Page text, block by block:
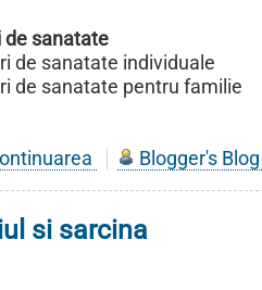
de sanatate
de sanatate individuale
de sanatate pentru familie
despre
sanatate
Blogger's Blog
si sarcina